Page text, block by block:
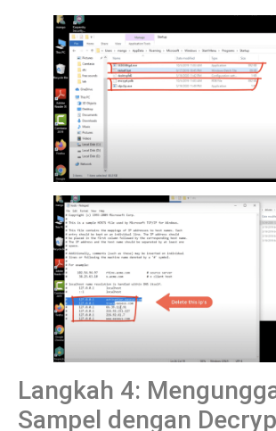
Langkah 4:
Sampel dengan